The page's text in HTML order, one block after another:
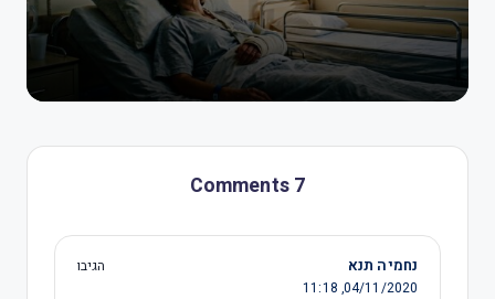
7 Comments
נחמיה תנא
הגיבו
04/11/2020,
11:18